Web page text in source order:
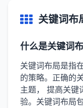
关键词布
什么是关键词布
关键词布局是指
的策略。正确的
主题， 提高关键
验。关键词布局